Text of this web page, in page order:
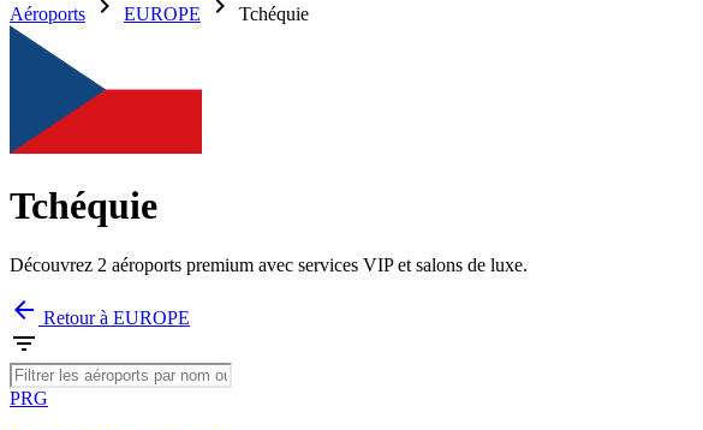
Aéroports
chevron_right EUROPE chevron_right Tchéquie
Tchéquie
Découvrez 2 aéroports premium avec services VIP et salons de luxe.
arrow_back Retour à EUROPE
filter_list
PRG